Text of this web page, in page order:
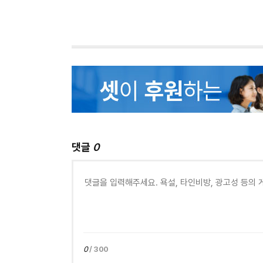
댓글 0
0/ 300